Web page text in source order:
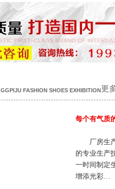
更
GGPIJU FASHION SHOES EXHIBITION
每个有气质
厂房生
的专业生产
一时间制定
增添光彩…